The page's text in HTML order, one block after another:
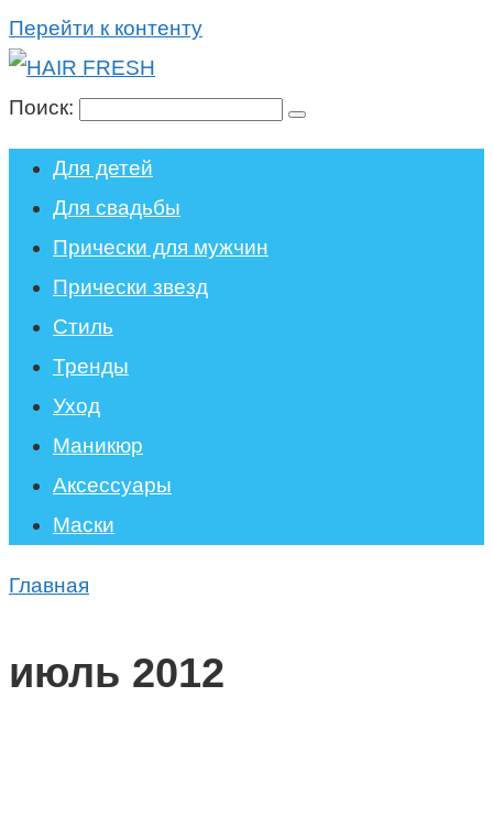
Перейти к контенту
Поиск:
Для детей
Для свадьбы
Прически для мужчин
Прически звезд
Стиль
Тренды
Уход
Маникюр
Аксессуары
Маски
Главная
июль 2012